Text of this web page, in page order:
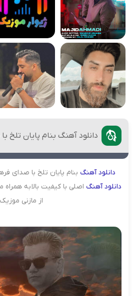
دانلود آهنگ بنام پایان تلخ
دانلودآهنگ بنام پایان تلخ با صدای
دانلودآهنگ اصلی با کیفیت بالا به
از مازنی موزیک